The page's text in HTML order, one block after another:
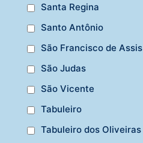
Santa Regina
Santo Antônio
São Francisco de Assis
São Judas
São Vicente
Tabuleiro
Tabuleiro dos Oliveiras